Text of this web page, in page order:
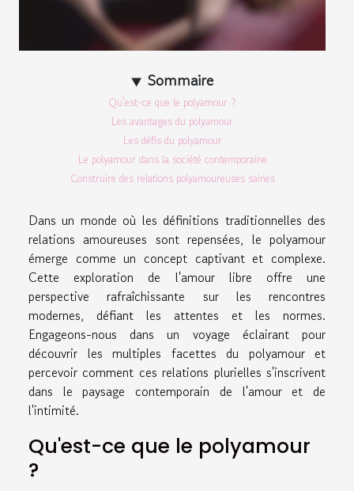
Sommaire
Qu'est-ce que le polyamour ?
Les avantages du polyamour
Les défis du polyamour
Le polyamour dans la société contemporaine
Construire des relations polyamoureuses saines
Dans un monde où les définitions traditionnelles des
relations amoureuses sont repensées, le polyamour
émerge comme un concept captivant et complexe.
Cette exploration de l'amour libre offre une
perspective rafraîchissante sur les rencontres
modernes, défiant les attentes et les normes.
Engageons-nous dans un voyage éclairant pour
découvrir les multiples facettes du polyamour et
percevoir comment ces relations plurielles s'inscrivent
dans le paysage contemporain de l'amour et de
l'intimité.
Qu'est-ce que le polyamour
?